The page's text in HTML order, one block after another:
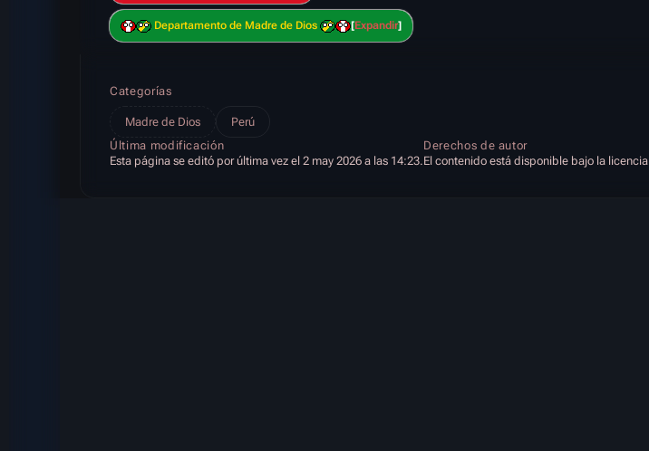
Expandir
Departamento de Madre de Dios
Categorías
Madre de Dios
Perú
Última modificación
Esta página se editó por última vez el 2 may 2026 a las 14:23.
Derechos de autor
El contenido está disponible bajo la licencia